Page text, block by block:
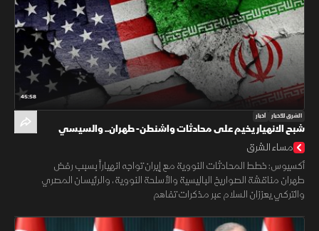
45:58
الشرق للأخبار أخبار
شبح الانهيار يخيم على محادثات واشنطن- طهران.. والسيسي
وأردوغان يرسخان السلام
مساء الشرق
أكسيوس: خطط المحادثات النووية مع إيران تواجه انهياراً بسبب رفض
طهران مناقشة الصواريخ الباليسية والأسلحة النووية، والرئيسان المصري
والتركي يعززان السلام عبر مذكرات تفاهم